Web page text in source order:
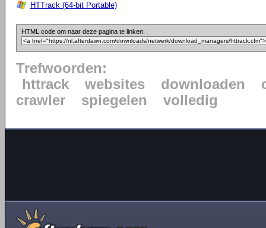
HTTrack (64-bit Portable)
HTML code om naar deze pagina te linken:
Trefwoorden:
httrack
websites downloaden
crawler
spiegelen volledig